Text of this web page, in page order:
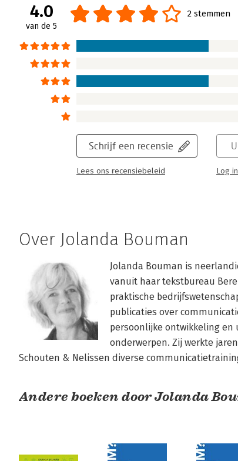
4.0
van de 5
2 stemmen
Schrijf een recensie
Lees ons recensiebeleid Log
Over Jolanda Bouman
Jolanda Bouman is
vanuit haar tekstbureau
praktische
publicaties over
persoonlijke ontwikkeling
onderwerpen. Zij werkte
Schouten & Nelissen diverse
Andere boeken door Jolanda